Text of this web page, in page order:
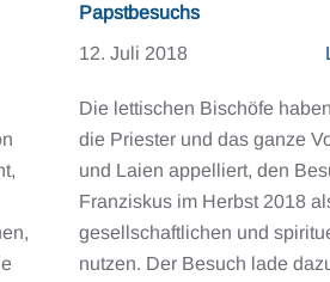
Papstbesuchs
12. Juli 2018
Die lettischen Bischöfe
die Priester und das ganze
und Laien appelliert, den
Franziskus im Herbst 2018
gesellschaftlichen und
nutzen. Der Besuch lade